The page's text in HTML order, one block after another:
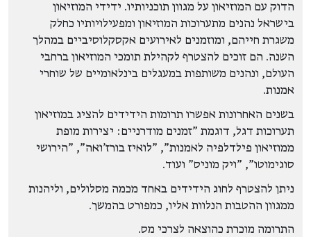
הדוק עם המוזיאון על מגוון תוכניותיו. ידידי המוזיאון
בישראל נהנים מתערוכות המוזיאון ומפעילויותיו כחלק
משגרת חייהם, ומוזמנים לאירועים אקסקלוסיביים במהלך
השנה. הם זוכים להצטרף לקהילת תומכי המוזיאון ברחבי
העולם, ונהנים משותפות במעגלים בינלאומיים של שוחרי
אמנות.
בשנים האחרונות אפשרו תרומות הידידים להציג במוזיאון
תערוכות דגל, דוגמת "זמנים מודרניים: יצירות מופת
ממוזיאון פילדלפיה לאמנות", "לואיז בורז'ואה", "הירושי
סוגימוטו", "ויק מוניס" ועוד.
ניתן להצטרף לחוג הידידים באחד מכמה מסלולים, וליהנות
ממגוון ההטבות הנלוות אליו, כמפורט בהמשך.
התרומה מוכרת כהוצאה לצרכי מס.